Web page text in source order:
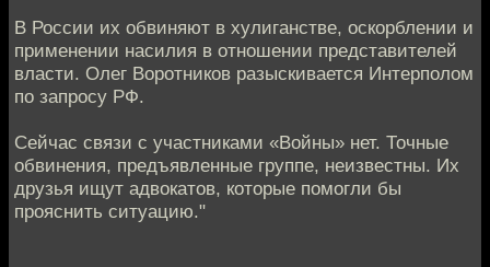
В России их обвиняют в хулиганстве, оскорблении и
применении насилия в отношении представителей
власти. Олег Воротников разыскивается Интерполом
по запросу РФ.
Сейчас связи с участниками «Войны» нет. Точные
обвинения, предъявленные группе, неизвестны. Их
друзья ищут адвокатов, которые помогли бы
прояснить ситуацию."